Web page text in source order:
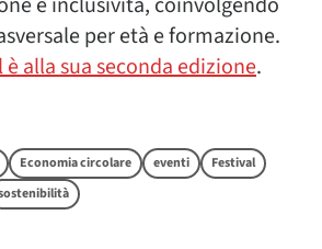
per età e formazione.
alla sua seconda edizione.
Economia circolare eventi
Festival